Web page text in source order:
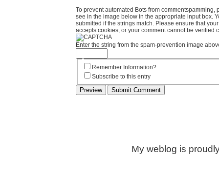
To prevent automated Bots from commentspamming,
see in the image below in the appropriate input box.
submitted if the strings match. Please ensure that
accepts cookies, or your comment cannot be verified
Enter the string from the spam-prevention image
Remember Information?
Subscribe to this entry
My weblog is